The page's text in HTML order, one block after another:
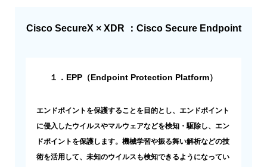
Cisco SecureX × XDR ：Cisco Secure Endpoint
１．EPP（Endpoint Protection Platform）
エンドポイントを保護することを目的とし、エンドポイント
に侵入したウイルスやマルウェアなどを検知・駆除し、エン
ドポイントを保護します。機械学習や振る舞い解析などの技
術を活用して、未知のウイルスも検知できるようになってい